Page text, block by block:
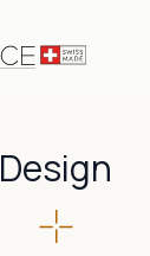
Design